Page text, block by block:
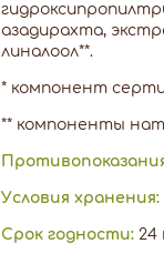
азадирахта,
линалоол**.
* компонент
** компоненты
Условия хранения:
Срок годности: 24